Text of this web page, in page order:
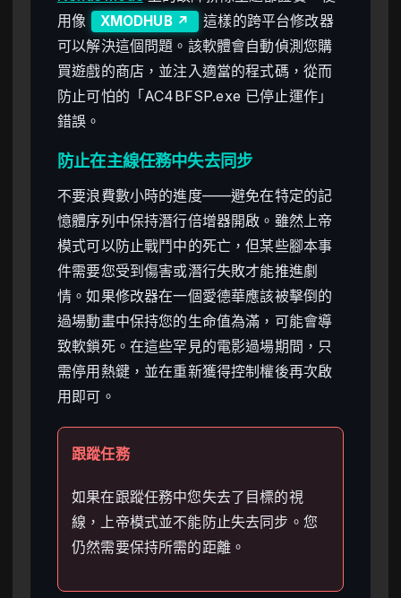
用像
XMODHUB ↗
這樣的跨平台修改器
可以解決這個問題。該軟體會自動偵測您購
買遊戲的商店，並注入適當的程式碼，從而
防止可怕的「AC4BFSP.exe 已停止運作」
錯誤。
防止在主線任務中失去同步
不要浪費數小時的進度——避免在特定的記
憶體序列中保持潛行倍增器開啟。雖然上帝
模式可以防止戰鬥中的死亡，但某些腳本事
件需要您受到傷害或潛行失敗才能推進劇
情。如果修改器在一個愛德華應該被擊倒的
過場動畫中保持您的生命值為滿，可能會導
致軟鎖死。在這些罕見的電影過場期間，只
需停用熱鍵，並在重新獲得控制權後再次啟
用即可。
跟蹤任務
如果在跟蹤任務中您失去了目標的視
線，上帝模式並不能防止失去同步。您
仍然需要保持所需的距離。